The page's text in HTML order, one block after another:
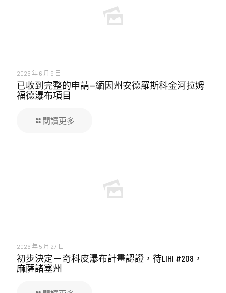
2026 年 6 月 9 日
已收到完整的申請—緬因州安德羅斯科金河拉姆
福德瀑布項目
閱讀更多
2026 年 5 月 27 日
初步決定－奇科皮瀑布計畫認證，待LIHI #208，
麻薩諸塞州